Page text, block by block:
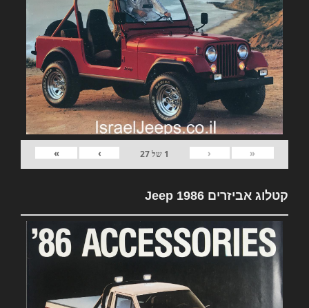
«
‹
1 של27
›
»
קטלוג אביזרים Jeep 1986